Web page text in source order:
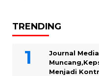
TRENDING
Journal
Menjadi